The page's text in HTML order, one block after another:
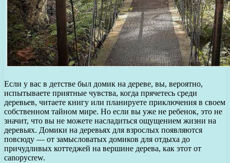
Если у вас в детстве был домик на дереве, вы, вероятно,
испытываете приятные чувства, когда прячетесь среди
деревьев, читаете книгу или планируете приключения в своем
собственном тайном мире. Но если вы уже не ребенок, это не
значит, что вы не можете насладиться ощущением жизни на
деревьях. Домики на деревьях для взрослых появляются
повсюду — от замысловатых домиков для отдыха до
причудливых коттеджей на вершине дерева, как этот от
canopycrew.